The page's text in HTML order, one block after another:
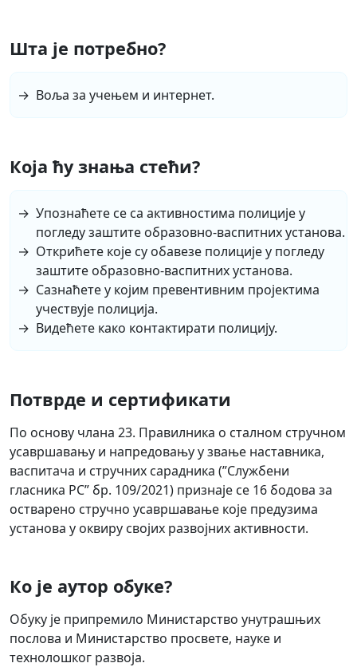
Шта је потребно?
Воља за учењем и интернет.
Која ћу знања стећи?
Упознаћете се са активностима полиције у
погледу заштите образовно-васпитних установа.
Открићете које су обавезе полиције у погледу
заштите образовно-васпитних установа.
Сазнаћете у којим превентивним пројектима
учествује полиција.
Видећете како контактирати полицију.
Потврде и сертификати
По основу члана 23. Правилника о сталном стручном
усавршавању и напредовању у звање наставника,
васпитача и стручних сарадника (”Службени
гласника РС” бр. 109/2021) признаје се 16 бодова за
остварено стручно усавршавање које предузима
установа у оквиру својих развојних активности.
Ко је аутор обуке?
Обуку је припремило Министарство унутрашњих
послова и Министарство просвете, науке и
технолошког развоја.